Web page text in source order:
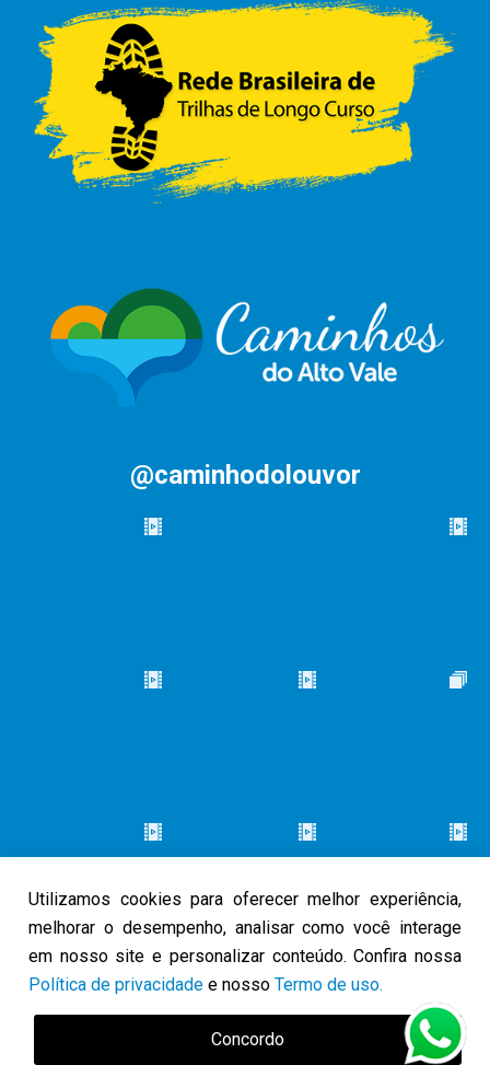
Utilizamos cookies para oferecer melhor experiência,
melhorar o desempenho, analisar como você interage
em nosso site e personalizar conteúdo. Confira nossa
Política de privacidade e nosso Termo de uso.
Concordo
@caminhodolouvor
© 2026 Caminho do Louvor. Todos os direitos reservados.Política
Termo de Uso